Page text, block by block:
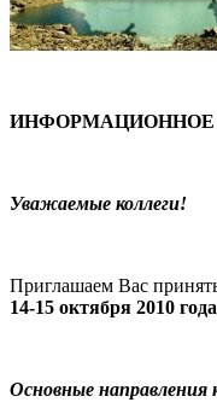
Уважаемые коллеги!
Приглашаем Вас
14-15 октября 2010
Основные направления